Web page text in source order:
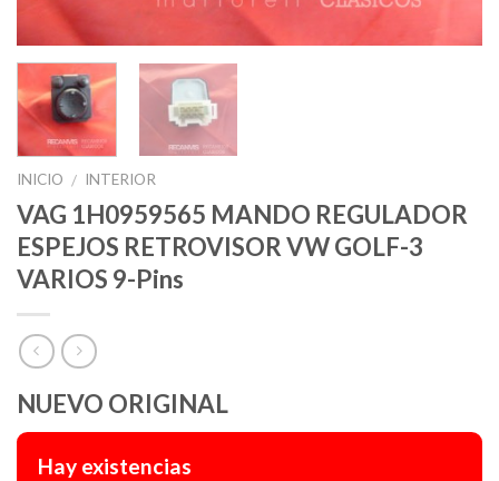
INICIO / INTERIOR
VAG 1H0959565 MANDO REGULADOR
ESPEJOS RETROVISOR VW GOLF-3
VARIOS 9-Pins
NUEVO ORIGINAL
Hay existencias